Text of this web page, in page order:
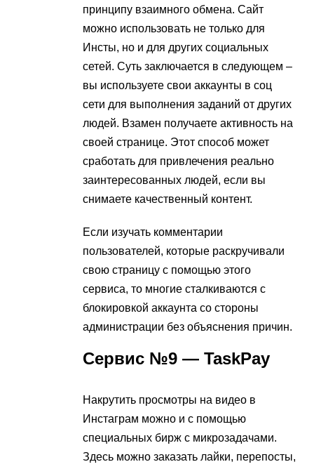
принципу взаимного обмена. Сайт
можно использовать не только для
Инсты, но и для других социальных
сетей. Суть заключается в следующем –
вы используете свои аккаунты в соц
сети для выполнения заданий от других
людей. Взамен получаете активность на
своей странице. Этот способ может
сработать для привлечения реально
заинтересованных людей, если вы
снимаете качественный контент.
Если изучать комментарии
пользователей, которые раскручивали
свою страницу с помощью этого
сервиса, то многие сталкиваются с
блокировкой аккаунта со стороны
администрации без объяснения причин.
Сервис №9 — TaskPay
Накрутить просмотры на видео в
Инстаграм можно и с помощью
специальных бирж с микрозадачами.
Здесь можно заказать лайки, перепосты,